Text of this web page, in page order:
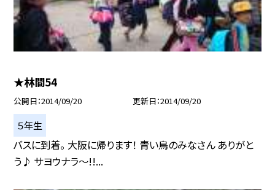
★林間54
公開日 2014/09/20 更新日 2014/09/20
５年生
バスに到着。 大阪に帰ります！ 青い鳥のみなさん ありがと
う♪ サヨウナラ〜!!...